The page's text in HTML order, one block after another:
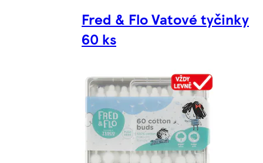
Fred & Flo Vatové tyčinky
60 ks